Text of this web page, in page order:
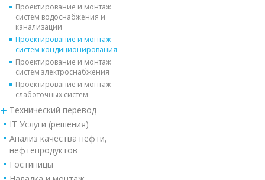
Проектирование и монтаж
систем водоснабжения и
канализации
Проектирование и монтаж
систем кондиционирования
Проектирование и монтаж
систем электроснабжения
Проектирование и монтаж
слаботочных систем
Технический перевод
IT Услуги (решения)
Анализ качества нефти,
нефтепродуктов
Гостиницы